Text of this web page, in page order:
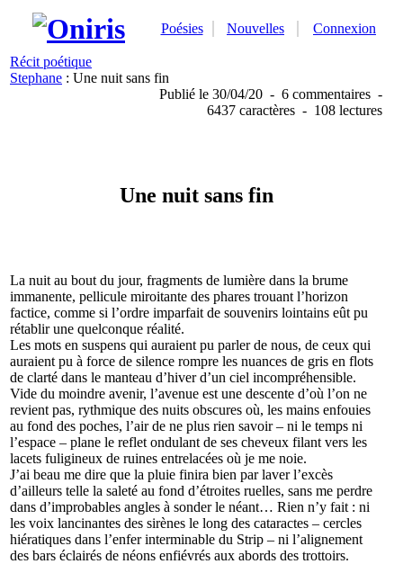
Poésies Nouvelles Connexion
Récit poétique
Stephane : Une nuit sans fin
Publié le 30/04/20 - 6 commentaires -
6437 caractères - 108 lectures
Une nuit sans fin
La nuit au bout du jour, fragments de lumière dans la brume
immanente, pellicule miroitante des phares trouant l’horizon
factice, comme si l’ordre imparfait de souvenirs lointains eût pu
rétablir une quelconque réalité.
Les mots en suspens qui auraient pu parler de nous, de ceux qui
auraient pu à force de silence rompre les nuances de gris en flots
de clarté dans le manteau d’hiver d’un ciel incompréhensible.
Vide du moindre avenir, l’avenue est une descente d’où l’on ne
revient pas, rythmique des nuits obscures où, les mains enfouies
au fond des poches, l’air de ne plus rien savoir – ni le temps ni
l’espace – plane le reflet ondulant de ses cheveux filant vers les
lacets fuligineux de ruines entrelacées où je me noie.
J’ai beau me dire que la pluie finira bien par laver l’excès
d’ailleurs telle la saleté au fond d’étroites ruelles, sans me perdre
dans d’improbables angles à sonder le néant… Rien n’y fait : ni
les voix lancinantes des sirènes le long des cataractes – cercles
hiératiques dans l’enfer interminable du Strip – ni l’alignement
des bars éclairés de néons enfiévrés aux abords des trottoirs.